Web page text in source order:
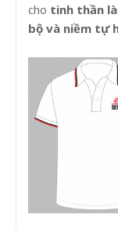
cho tinh thần
bộ và niềm tự